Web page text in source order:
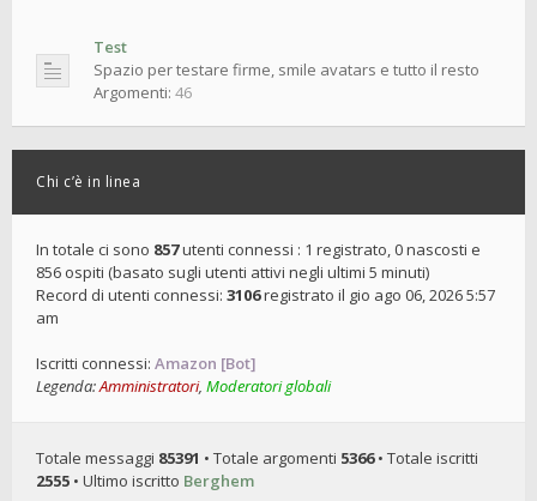
Test
Spazio per testare firme, smile avatars e tutto il resto
Argomenti: 46
Chi c’è in linea
In totale ci sono 857utenti connessi : 1 registrato, 0 nascosti e
856 ospiti (basato sugli utenti attivi negli ultimi 5 minuti)
Record di utenti connessi: 3106registrato il gio ago 06, 2026 5:57
am
Iscritti connessi: Amazon [Bot]
Legenda:Amministratori, Moderatori globali
Totale messaggi 85391 • Totale argomenti 5366• Totale iscritti
2555 • Ultimo iscritto Berghem